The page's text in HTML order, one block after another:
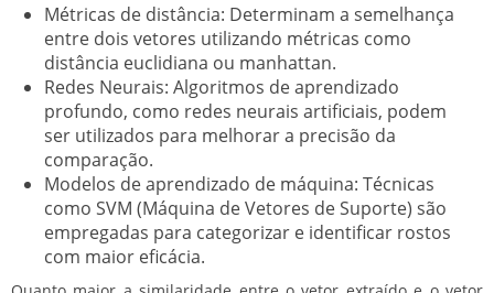
Métricas de distância: Determinam a semelhança
entre dois vetores utilizando métricas como
distância euclidiana ou manhattan.
Redes Neurais: Algoritmos de aprendizado
profundo, como redes neurais artificiais, podem
ser utilizados para melhorar a precisão da
comparação.
Modelos de aprendizado de máquina: Técnicas
como SVM (Máquina de Vetores de Suporte) são
empregadas para categorizar e identificar rostos
com maior eficácia.